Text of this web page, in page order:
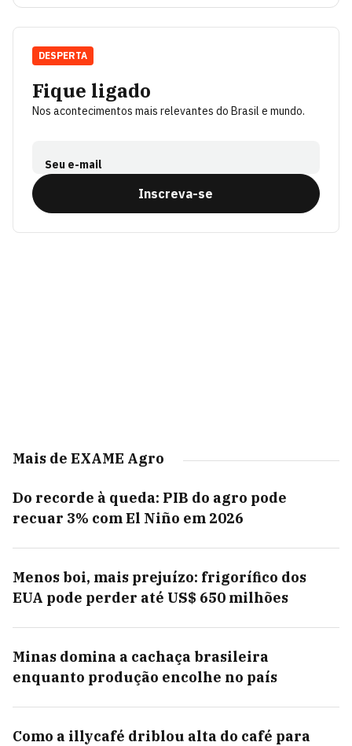
Fique ligado
Nos acontecimentos mais relevantes do Brasil e mundo.
Seu e-mail
Inscreva-se
DESPERTA
Mais de EXAME Agro
Do recorde à queda: PIB do agro pode
recuar 3% com El Niño em 2026
Menos boi, mais prejuízo: frigorífico dos
EUA pode perder até US$ 650 milhões
Minas domina a cachaça brasileira
enquanto produção encolhe no país
Como a illycafé driblou alta do café para